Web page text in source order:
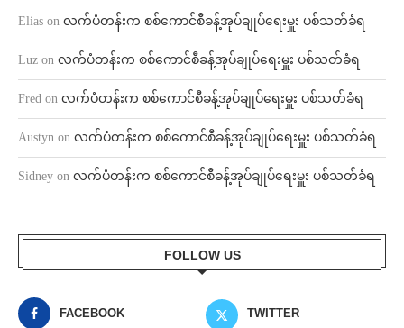
Elias on လက်ပံတန်းက စစ်ကောင်စီခန့်အုပ်ချုပ်ရေးမှူး ပစ်သတ်ခံရ
Luz on လက်ပံတန်းက စစ်ကောင်စီခန့်အုပ်ချုပ်ရေးမှူး ပစ်သတ်ခံရ
Fred on လက်ပံတန်းက စစ်ကောင်စီခန့်အုပ်ချုပ်ရေးမှူး ပစ်သတ်ခံရ
Austyn on လက်ပံတန်းက စစ်ကောင်စီခန့်အုပ်ချုပ်ရေးမှူး ပစ်သတ်ခံရ
Sidney on လက်ပံတန်းက စစ်ကောင်စီခန့်အုပ်ချုပ်ရေးမှူး ပစ်သတ်ခံရ
FOLLOW US
FACEBOOK TWITTER